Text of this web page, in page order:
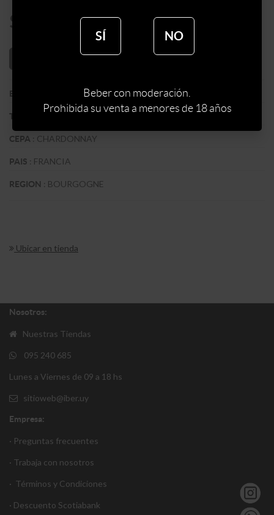
$
AÑADIR AL CARRITO
BODEGA PHILIPPE PACALET
TIPO DE VINO
CEPA : CHARDONNAY
PAIS : FRANCIA
REGION : BOURGOGNE
Ubicar en tienda
Nosotros:
Nuestras Tiendas
095 240 685
Lunes a Viernes de 09 a 18 hs
sitioweb@iber.uy
Empresa:
· Preguntas frecuentes
· Trabaja con nosotros
· Términos y Condiciones
· Descuento Scotiabank
SÍ NO
Beber con moderación.
Prohibida su venta a menores de 18 años